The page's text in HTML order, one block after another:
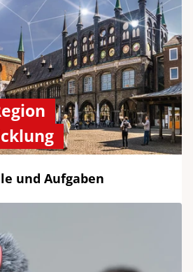
und Aufgaben